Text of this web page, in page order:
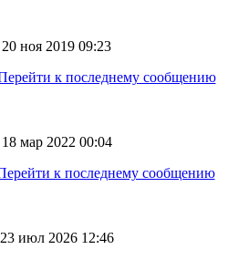
20 ноя 2019 09:23
18 мар 2022 00:04
23 июл 2026 12:46